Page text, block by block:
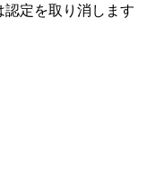
定を取り消します